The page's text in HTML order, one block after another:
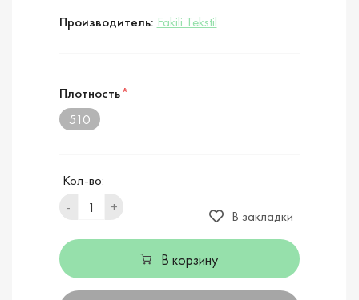
Производитель: Fakili Tekstil
Плотность*
510
Кол-во:
-
+
В закладки
В корзину